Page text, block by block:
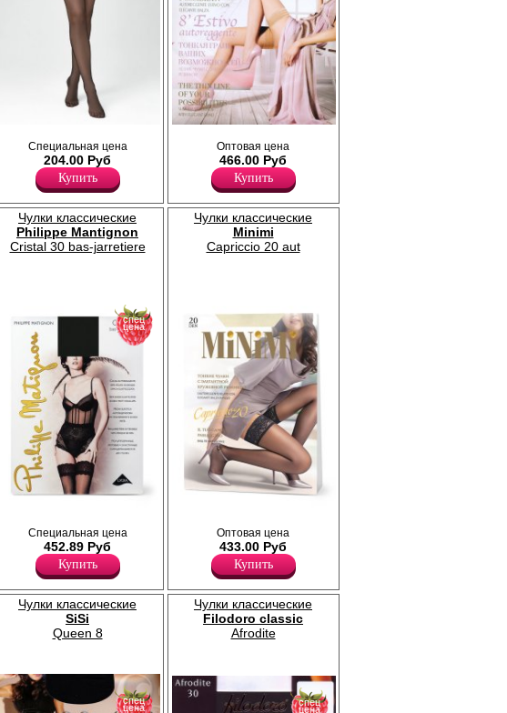
каймой для крепления
ступня,
мысок.
Специальная цена
204.00 Руб
Купить
основе (7 см), формованная пятка и
прозрачный мысок.
Плотность 8ден
Полиамид 76%
Эластан 24%
Оптовая цена
466.00 Руб
Купить
Чулки классические
Philippe Mantignon
Cristal 30 bas-jarretiere
на силиконовой основе,
нога, уплотнённый
спец
цена
Специальная цена
452.89 Руб
Купить
Чулки классические
Minimi
Capriccio 20 aut
силиконе, сформированная нога,
усиленный невидимый мысок.
Плотность 20ден
Полиамид 85%
Эластан 15%
Оптовая цена
433.00 Руб
Купить
Чулки классические
SiSi
Queen 8
спец
цена
Чулки классические
Filodoro classic
Afrodite
спец
цена